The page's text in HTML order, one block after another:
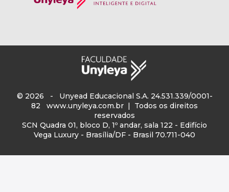
© 2026 - Unyead Educacional S.A. 24.531.339/0001-
82 www.unyleya.com.br | Todos os direitos
reservados
SCN Quadra 01, bloco D, 1º andar, sala 122 - Edifício
Vega Luxury - Brasília/DF - Brasil 70.711-040